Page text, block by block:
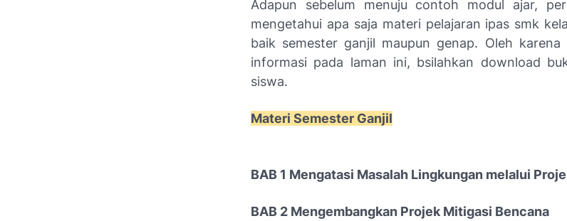
Adapun sebelum menuju contoh modul ajar,
mengetahui apa saja materi pelajaran ipas smk
baik semester ganjil maupun genap. Oleh
informasi pada laman ini, bsilahkan download
siswa.
Materi Semester Ganjil
BAB 1 Mengatasi Masalah Lingkungan melalui
BAB 2 Mengembangkan Projek Mitigasi Bencana